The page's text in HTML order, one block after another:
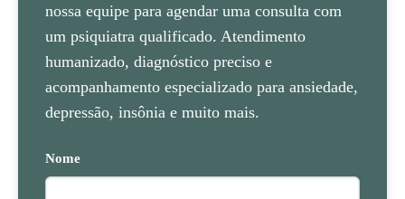
nossa equipe para agendar uma consulta com
um psiquiatra qualificado. Atendimento
humanizado, diagnóstico preciso e
acompanhamento especializado para ansiedade,
depressão, insônia e muito mais.
Nome